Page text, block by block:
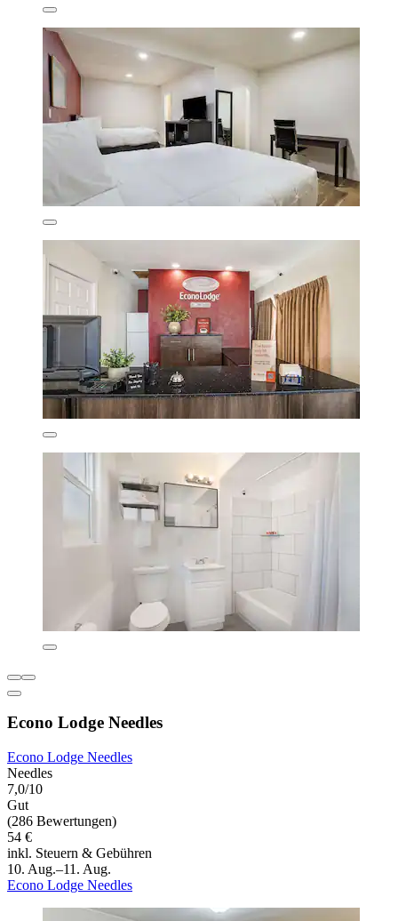
Econo Lodge Needles
Econo Lodge Needles
Needles
7,0/10
Gut
(286 Bewertungen)
54 €
inkl. Steuern & Gebühren
10. Aug.–11. Aug.
Econo Lodge Needles